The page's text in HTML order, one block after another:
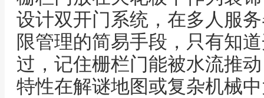
设计双开门系统，在多人服
限管理的简易手段，只有知
过，记住栅栏门能被水流推
特性在解谜地图或复杂机械